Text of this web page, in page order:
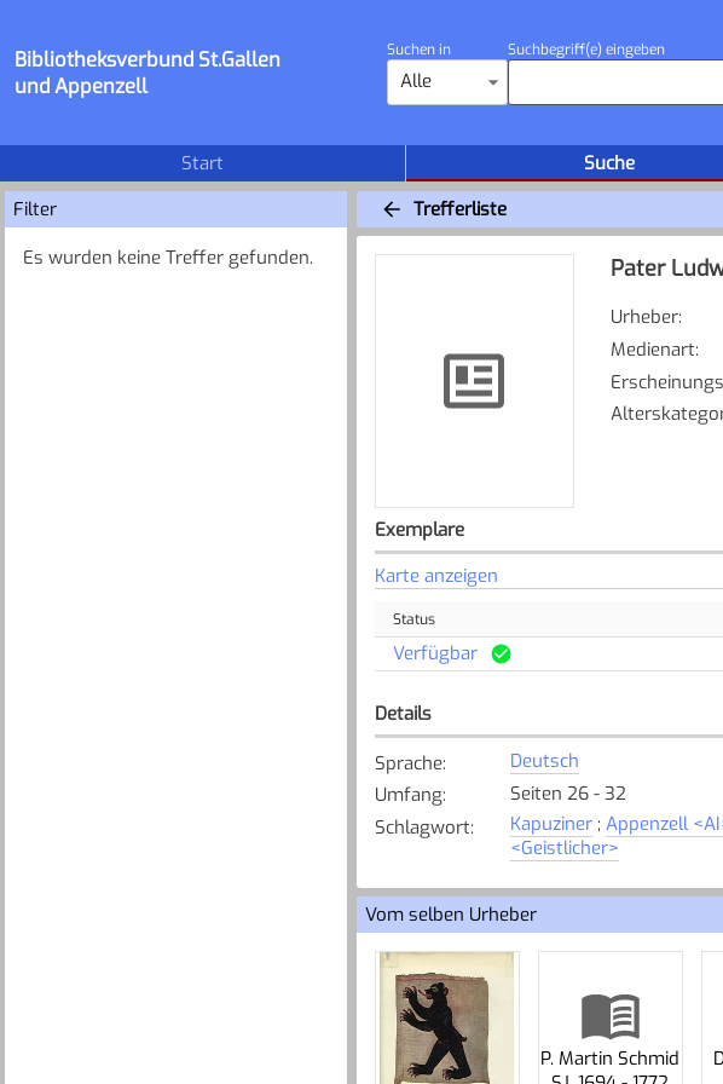
Bibliotheksverbund St.Gallen
und Appenzell
Suchen in
Alle
Suchbegriff(e) eingeben
Start Suche
Filter
Es wurden keine Treffer gefunden.
Trefferliste
Pater
Urheber:
Medienart:
Exemplare
Karte anzeigen
Status
Verfügbar
Details
Sprache:
Deutsch
Umfang:
Seiten 26 - 32
Schlagwort: Kapuziner; Appenzell
<Geistlicher>
Vom selben Urheber
P. Martin Schmid